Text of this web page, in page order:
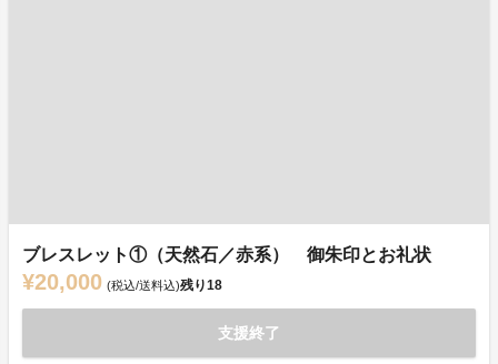
ブレスレット①（天然石／赤系） 御朱印とお礼状
¥20,000 (税込/送料込)残り18
支援終了